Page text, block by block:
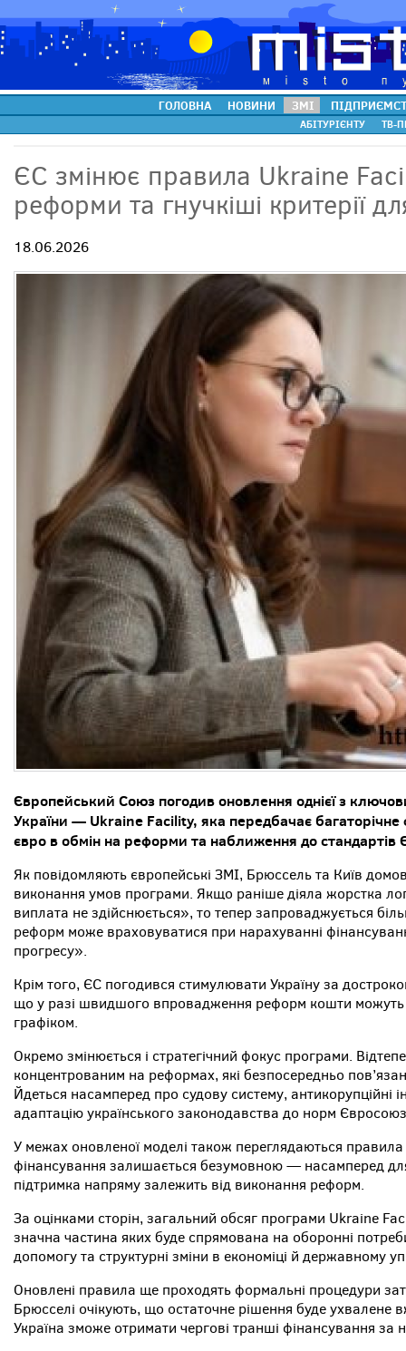
ГОЛОВНА НОВИНИ ЗМІ
АБІТУРІЄНТУ ТВ-
ЄС змінює правила Ukraine
реформи та гнучкіші критерії
18.06.2026
Європейський Союз погодив оновлення однієї з
України — Ukraine Facility, яка передбачає багаторічне
євро в обмін на реформи та наближення до стандартів
Як повідомляють європейські ЗМІ, Брюссель та Київ
виконання умов програми. Якщо раніше діяла жорстка
виплата не здійснюється», то тепер запроваджується
реформ може враховуватися при нарахуванні
прогресу».
Крім того, ЄС погодився стимулювати Україну за
що у разі швидшого впровадження реформ кошти можуть
графіком.
Окремо змінюється і стратегічний фокус програми.
концентрованим на реформах, які безпосередньо
Йдеться насамперед про судову систему, антикорупційні
адаптацію українського законодавства до норм
У межах оновленої моделі також переглядаються
фінансування залишається безумовною — насамперед
підтримка напряму залежить від виконання реформ.
За оцінками сторін, загальний обсяг програми Ukraine
значна частина яких буде спрямована на оборонні
допомогу та структурні зміни в економіці й державному
Оновлені правила ще проходять формальні процедури
Брюсселі очікують, що остаточне рішення буде
Україна зможе отримати чергові транші фінансування